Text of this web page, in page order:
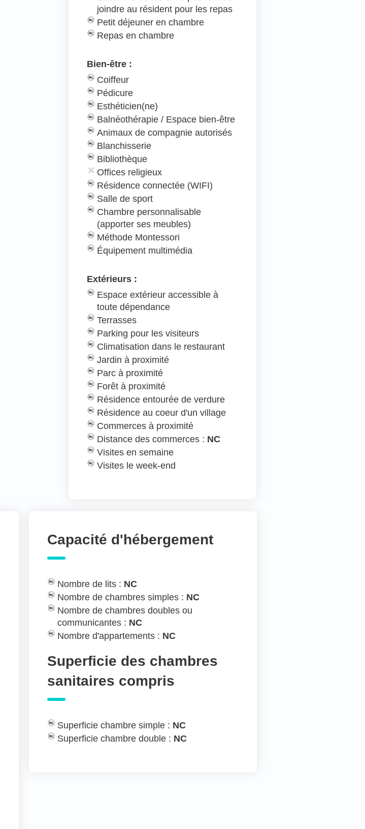
joindre au résident pour les repas
Petit déjeuner en chambre
Repas en chambre
Bien-être :
Coiffeur
Pédicure
Esthéticien(ne)
Balnéothérapie / Espace bien-être
Animaux de compagnie autorisés
Blanchisserie
Bibliothèque
Offices religieux
Résidence connectée (WIFI)
Salle de sport
Chambre personnalisable
(apporter ses meubles)
Méthode Montessori
Équipement multimédia
Extérieurs :
Espace extérieur accessible à
toute dépendance
Terrasses
Parking pour les visiteurs
Climatisation dans le restaurant
Jardin à proximité
Parc à proximité
Forêt à proximité
Résidence entourée de verdure
Résidence au coeur d'un village
Commerces à proximité
Distance des commerces : NC
Visites en semaine
Visites le week-end
Capacité d'hébergement
Nombre de lits : NC
Nombre de chambres simples : NC
Nombre de chambres doubles ou
communicantes : NC
Nombre d'appartements : NC
Superficie des chambres
sanitaires compris
Superficie chambre simple : NC
Superficie chambre double : NC